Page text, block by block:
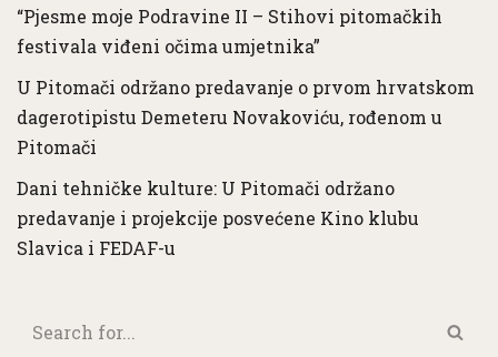
“Pjesme moje Podravine II – Stihovi pitomačkih
festivala viđeni očima umjetnika”
U Pitomači održano predavanje o prvom hrvatskom
dagerotipistu Demeteru Novakoviću, rođenom u
Pitomači
Dani tehničke kulture: U Pitomači održano
predavanje i projekcije posvećene Kino klubu
Slavica i FEDAF-u